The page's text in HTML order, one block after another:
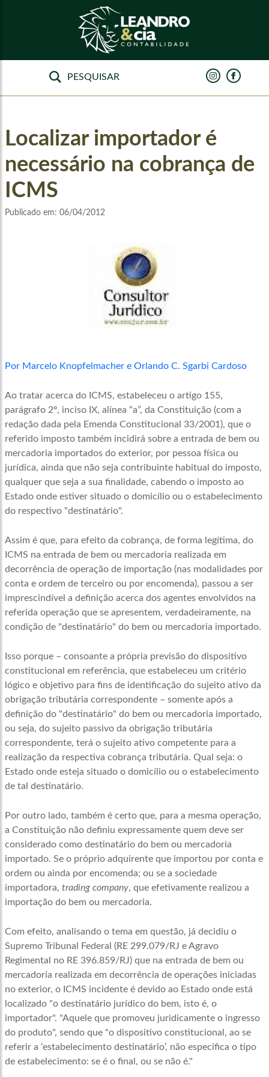
Localizar importador é
necessário na cobrança de
ICMS
Publicado em: 06/04/2012
Por Marcelo Knopfelmacher e Orlando C. Sgarbi Cardoso
Ao tratar acerca do ICMS, estabeleceu o artigo 155,
parágrafo 2º, inciso IX, alínea “a”, da Constituição (com a
redação dada pela Emenda Constitucional 33/2001), que o
referido imposto também incidirá sobre a entrada de bem ou
mercadoria importados do exterior, por pessoa física ou
jurídica, ainda que não seja contribuinte habitual do imposto,
qualquer que seja a sua finalidade, cabendo o imposto ao
Estado onde estiver situado o domicílio ou o estabelecimento
do respectivo "destinatário".
Assim é que, para efeito da cobrança, de forma legítima, do
ICMS na entrada de bem ou mercadoria realizada em
decorrência de operação de importação (nas modalidades por
conta e ordem de terceiro ou por encomenda), passou a ser
imprescindível a definição acerca dos agentes envolvidos na
referida operação que se apresentem, verdadeiramente, na
condição de "destinatário" do bem ou mercadoria importado.
Isso porque – consoante a própria previsão do dispositivo
constitucional em referência, que estabeleceu um critério
lógico e objetivo para fins de identificação do sujeito ativo da
obrigação tributária correspondente – somente após a
definição do "destinatário" do bem ou mercadoria importado,
ou seja, do sujeito passivo da obrigação tributária
correspondente, terá o sujeito ativo competente para a
realização da respectiva cobrança tributária. Qual seja: o
Estado onde esteja situado o domicílio ou o estabelecimento
de tal destinatário.
Por outro lado, também é certo que, para a mesma operação,
a Constituição não definiu expressamente quem deve ser
considerado como destinatário do bem ou mercadoria
importado. Se o próprio adquirente que importou por conta e
ordem ou ainda por encomenda; ou se a sociedade
importadora, trading company, que efetivamente realizou a
importação do bem ou mercadoria.
Com efeito, analisando o tema em questão, já decidiu o
Supremo Tribunal Federal (RE 299.079/RJ e Agravo
Regimental no RE 396.859/RJ) que na entrada de bem ou
mercadoria realizada em decorrência de operações iniciadas
no exterior, o ICMS incidente é devido ao Estado onde está
localizado "o destinatário jurídico do bem, isto é, o
importador". "Aquele que promoveu juridicamente o ingresso
do produto", sendo que "o dispositivo constitucional, ao se
referir a ‘estabelecimento destinatário’, não especifica o tipo
de estabelecimento: se é o final, ou se não é."